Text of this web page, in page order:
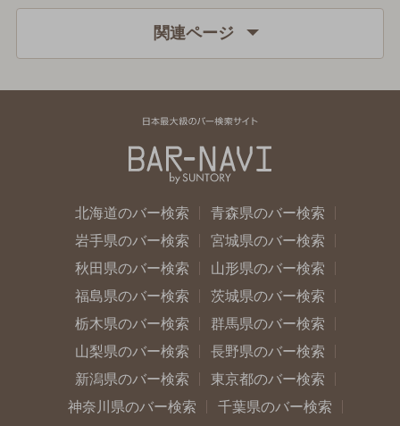
関連ページ
北海道のバー検索
青森県のバー検索
岩手県のバー検索
宮城県のバー検索
秋田県のバー検索
山形県のバー検索
福島県のバー検索
茨城県のバー検索
栃木県のバー検索
群馬県のバー検索
山梨県のバー検索
長野県のバー検索
新潟県のバー検索
東京都のバー検索
神奈川県のバー検索
千葉県のバー検索